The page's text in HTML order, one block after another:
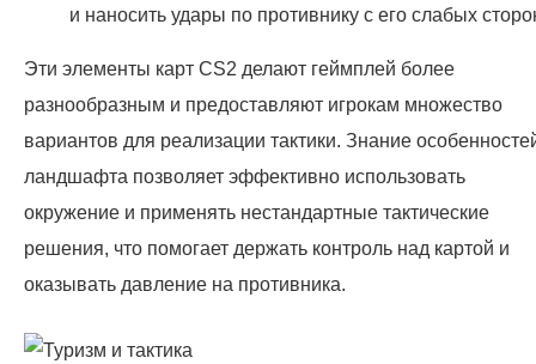
и наносить удары по противнику с его слабых
Эти элементы карт CS2 делают геймплей более
разнообразным и предоставляют игрокам множество
вариантов для реализации тактики. Знание
ландшафта позволяет эффективно использовать
окружение и применять нестандартные тактические
решения, что помогает держать контроль над картой и
оказывать давление на противника.